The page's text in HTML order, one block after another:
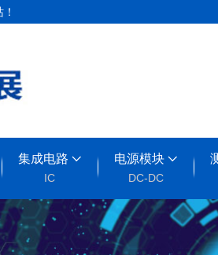
集成电路
IC
电源模块
DC-DC